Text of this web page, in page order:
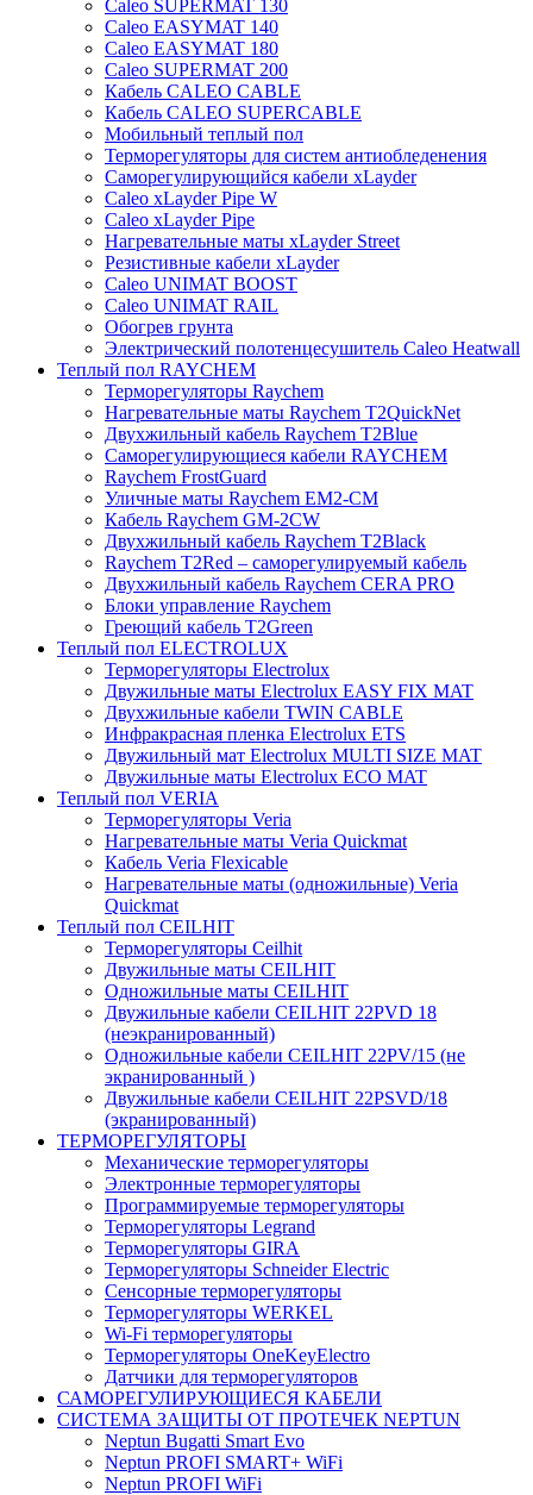
Caleo SUPERMAT 130
Caleo EASYMAT 140
Caleo EASYMAT 180
Caleo SUPERMAT 200
Кабель CALEO CABLE
Кабель CALEO SUPERCABLE
Мобильный теплый пол
Терморегуляторы для систем антиобледенения
Саморегулирующийся кабели xLayder
Caleo xLayder Pipe W
Caleo xLayder Pipe
Нагревательные маты xLayder Street
Резистивные кабели xLayder
Caleo UNIMAT BOOST
Caleo UNIMAT RAIL
Обогрев грунта
Электрический полотенцесушитель Caleo Heatwall
Теплый пол RAYCHEM
Терморегуляторы Raychem
Нагревательные маты Raychem T2QuickNet
Двухжильный кабель Raychem T2Blue
Саморегулирующиеся кабели RAYCHEM
Raychem FrostGuard
Уличные маты Raychem EM2-CM
Кабель Raychem GM-2CW
Двухжильный кабель Raychem T2Black
Raychem T2Red – саморегулируемый кабель
Двухжильный кабель Raychem CERA PRO
Блоки управление Raychem
Греющий кабель T2Green
Теплый пол ELECTROLUX
Терморегуляторы Electrolux
Двужильные маты Electrolux EASY FIX MAT
Двухжильные кабели TWIN CABLE
Инфракрасная пленка Electrolux ETS
Двужильный мат Electrolux MULTI SIZE MAT
Двужильные маты Electrolux ECO MAT
Теплый пол VERIA
Терморегуляторы Veria
Нагревательные маты Veria Quickmat
Кабель Veria Flexicable
Нагревательные маты (одножильные) Veria
Quickmat
Теплый пол CEILHIT
Терморегуляторы Ceilhit
Двужильные маты CEILHIT
Одножильные маты CEILHIT
Двужильные кабели CEILHIT 22PVD 18
(неэкранированный)
Одножильные кабели CEILHIT 22PV/15 (не
экранированный )
Двужильные кабели CEILHIT 22PSVD/18
(экранированный)
ТЕРМОРЕГУЛЯТОРЫ
Механические терморегуляторы
Электронные терморегуляторы
Программируемые терморегуляторы
Терморегуляторы Legrand
Терморегуляторы GIRA
Терморегуляторы Schneider Electric
Сенсорные терморегуляторы
Терморегуляторы WERKEL
Wi-Fi терморегуляторы
Терморегуляторы OneKeyElectro
Датчики для терморегуляторов
САМОРЕГУЛИРУЮЩИЕСЯ КАБЕЛИ
СИСТЕМА ЗАЩИТЫ ОТ ПРОТЕЧЕК NEPTUN
Neptun Bugatti Smart Evo
Neptun PROFI SMART+ WiFi
Neptun PROFI WiFi